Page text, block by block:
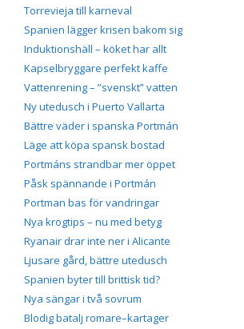
Torrevieja till karneval
Spanien lägger krisen bakom sig
Induktionshäll – köket har allt
Kapselbryggare perfekt kaffe
Vattenrening – ”svenskt” vatten
Ny utedusch i Puerto Vallarta
Bättre väder i spanska Portmán
Läge att köpa spansk bostad
Portmáns strandbar mer öppet
Påsk spännande i Portmán
Portman bas för vandringar
Nya krogtips – nu med betyg
Ryanair drar inte ner i Alicante
Ljusare gård, bättre utedusch
Spanien byter till brittisk tid?
Nya sängar i två sovrum
Blodig batalj romare–kartager